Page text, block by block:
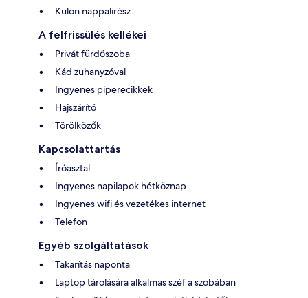
Külön nappalirész
A felfrissülés kellékei
Privát fürdőszoba
Kád zuhanyzóval
Ingyenes piperecikkek
Hajszárító
Törölközők
Kapcsolattartás
Íróasztal
Ingyenes napilapok hétköznap
Ingyenes wifi és vezetékes internet
Telefon
Egyéb szolgáltatások
Takarítás naponta
Laptop tárolására alkalmas széf a szobában